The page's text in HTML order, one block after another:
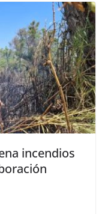
incendios